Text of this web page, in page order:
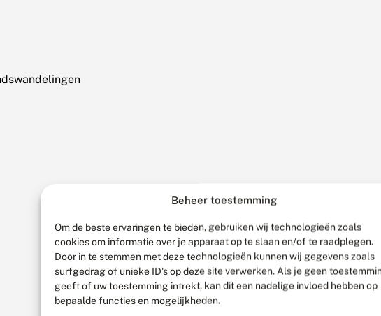
Beheer toestemming
Om de beste ervaringen te bieden, gebruiken wij technologieën zoals
cookies om informatie over je apparaat op te slaan en/of te raadplegen.
Door in te stemmen met deze technologieën kunnen wij gegevens zoals
surfgedrag of unieke ID's op deze site verwerken. Als je geen
geeft of uw toestemming intrekt, kan dit een nadelige invloed hebben op
bepaalde functies en mogelijkheden.